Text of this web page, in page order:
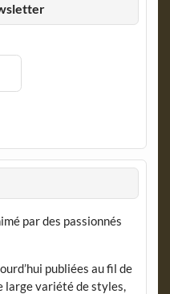
par des passionnés
publiées au fil de
large variété de styles,